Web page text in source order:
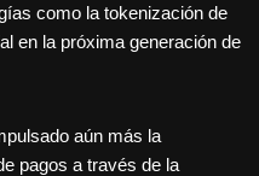
como la tokenización de
en la próxima generación de
aún más la
pagos a través de la